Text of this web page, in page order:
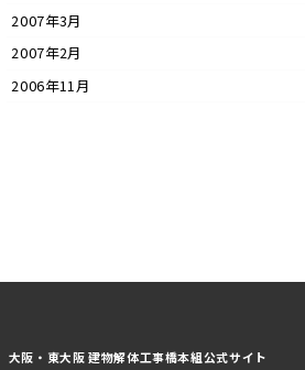
2007年3月
2007年2月
2006年11月
大阪・東大阪 建物解体工事橋本組公式サイト